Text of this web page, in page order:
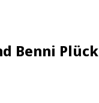
Benni Plück